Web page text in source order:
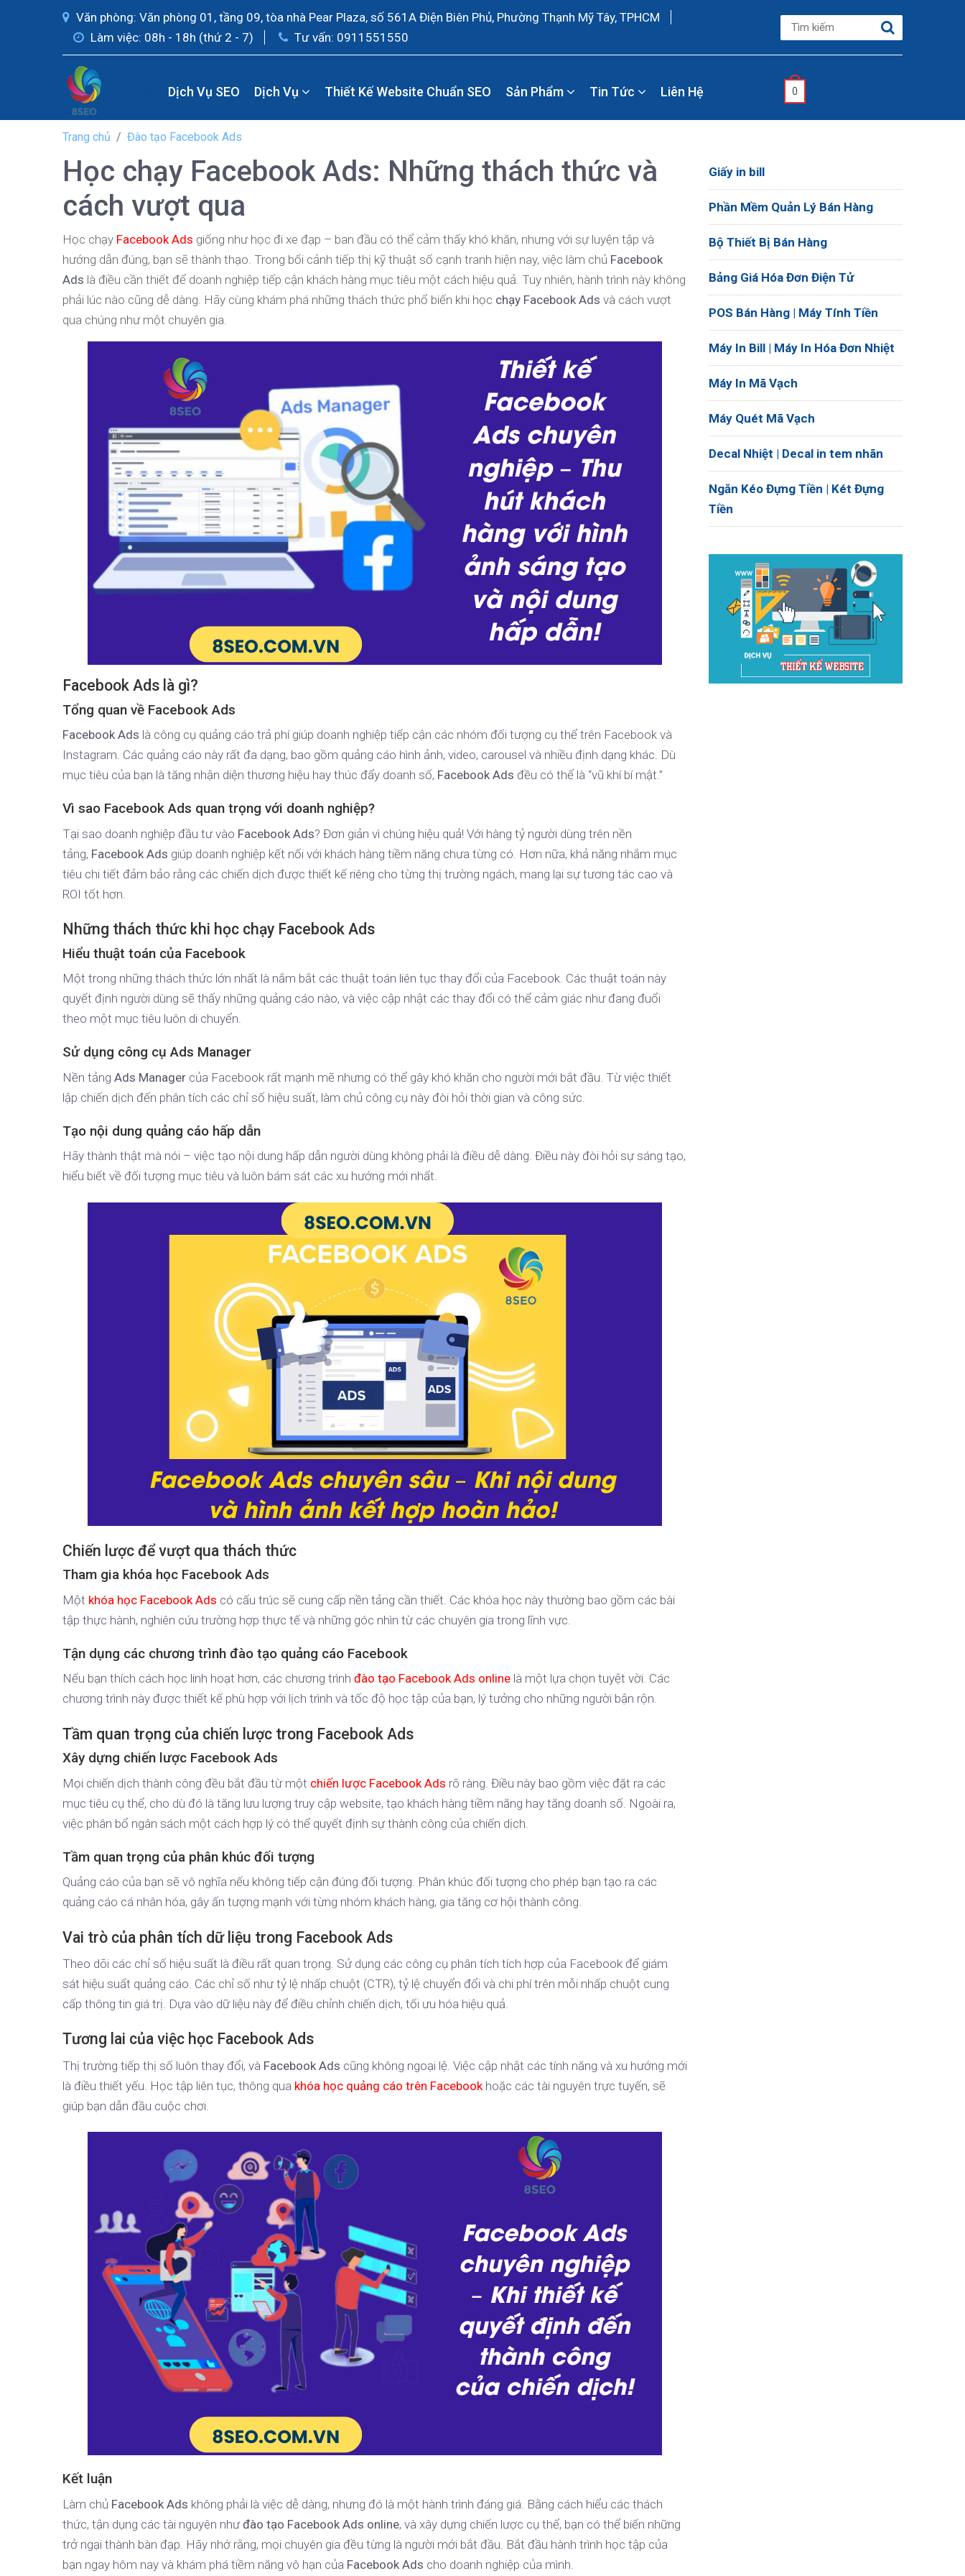
Văn phòng: Văn phòng 01, tầng 09, tòa nhà Pear Plaza, số 561A Điện Biên Phủ, Phường Thạnh Mỹ Tây, TPHCM
Làm việc: 08h - 18h (thứ 2 - 7)
Tư vấn: 0911551550
Dịch Vụ SEO Dịch Vụ Thiết Kế Website Chuẩn SEO Sản Phẩm Tin Tức Liên Hệ 0
Trang chủ Đào tạo Facebook Ads
Học chạy Facebook Ads: Những thách thức và
cách vượt qua
Học chạy Facebook Ads giống như học đi xe đạp – ban đầu có thể cảm thấy khó khăn, nhưng với sự luyện tập và
hướng dẫn đúng, bạn sẽ thành thạo. Trong bối cảnh tiếp thị kỹ thuật số cạnh tranh hiện nay, việc làm chủ Facebook
Ads là điều cần thiết để doanh nghiệp tiếp cận khách hàng mục tiêu một cách hiệu quả. Tuy nhiên, hành trình này không
phải lúc nào cũng dễ dàng. Hãy cùng khám phá những thách thức phổ biến khi học chạy Facebook Ads và cách vượt
qua chúng như một chuyên gia.
Facebook Ads là gì?
Tổng quan về Facebook Ads
Facebook Ads là công cụ quảng cáo trả phí giúp doanh nghiệp tiếp cận các nhóm đối tượng cụ thể trên Facebook và
Instagram. Các quảng cáo này rất đa dạng, bao gồm quảng cáo hình ảnh, video, carousel và nhiều định dạng khác. Dù
mục tiêu của bạn là tăng nhận diện thương hiệu hay thúc đẩy doanh số, Facebook Ads đều có thể là “vũ khí bí mật.”
Vì sao Facebook Ads quan trọng với doanh nghiệp?
Tại sao doanh nghiệp đầu tư vào Facebook Ads? Đơn giản vì chúng hiệu quả! Với hàng tỷ người dùng trên nền
tảng, Facebook Ads giúp doanh nghiệp kết nối với khách hàng tiềm năng chưa từng có. Hơn nữa, khả năng nhắm mục
tiêu chi tiết đảm bảo rằng các chiến dịch được thiết kế riêng cho từng thị trường ngách, mang lại sự tương tác cao và
ROI tốt hơn.
Những thách thức khi học chạy Facebook Ads
Hiểu thuật toán của Facebook
Một trong những thách thức lớn nhất là nắm bắt các thuật toán liên tục thay đổi của Facebook. Các thuật toán này
quyết định người dùng sẽ thấy những quảng cáo nào, và việc cập nhật các thay đổi có thể cảm giác như đang đuổi
theo một mục tiêu luôn di chuyển.
Sử dụng công cụ Ads Manager
Nền tảng Ads Manager của Facebook rất mạnh mẽ nhưng có thể gây khó khăn cho người mới bắt đầu. Từ việc thiết
lập chiến dịch đến phân tích các chỉ số hiệu suất, làm chủ công cụ này đòi hỏi thời gian và công sức.
Tạo nội dung quảng cáo hấp dẫn
Hãy thành thật mà nói – việc tạo nội dung hấp dẫn người dùng không phải là điều dễ dàng. Điều này đòi hỏi sự sáng tạo,
hiểu biết về đối tượng mục tiêu và luôn bám sát các xu hướng mới nhất.
Chiến lược để vượt qua thách thức
Tham gia khóa học Facebook Ads
Một khóa học Facebook Ads có cấu trúc sẽ cung cấp nền tảng cần thiết. Các khóa học này thường bao gồm các bài
tập thực hành, nghiên cứu trường hợp thực tế và những góc nhìn từ các chuyên gia trong lĩnh vực.
Tận dụng các chương trình đào tạo quảng cáo Facebook
Nếu bạn thích cách học linh hoạt hơn, các chương trình đào tạo Facebook Ads online là một lựa chọn tuyệt vời. Các
chương trình này được thiết kế phù hợp với lịch trình và tốc độ học tập của bạn, lý tưởng cho những người bận rộn.
Tầm quan trọng của chiến lược trong Facebook Ads
Xây dựng chiến lược Facebook Ads
Mọi chiến dịch thành công đều bắt đầu từ một chiến lược Facebook Ads rõ ràng. Điều này bao gồm việc đặt ra các
mục tiêu cụ thể, cho dù đó là tăng lưu lượng truy cập website, tạo khách hàng tiềm năng hay tăng doanh số. Ngoài ra,
việc phân bổ ngân sách một cách hợp lý có thể quyết định sự thành công của chiến dịch.
Tầm quan trọng của phân khúc đối tượng
Quảng cáo của bạn sẽ vô nghĩa nếu không tiếp cận đúng đối tượng. Phân khúc đối tượng cho phép bạn tạo ra các
quảng cáo cá nhân hóa, gây ấn tượng mạnh với từng nhóm khách hàng, gia tăng cơ hội thành công.
Vai trò của phân tích dữ liệu trong Facebook Ads
Theo dõi các chỉ số hiệu suất là điều rất quan trọng. Sử dụng các công cụ phân tích tích hợp của Facebook để giám
sát hiệu suất quảng cáo. Các chỉ số như tỷ lệ nhấp chuột (CTR), tỷ lệ chuyển đổi và chi phí trên mỗi nhấp chuột cung
cấp thông tin giá trị. Dựa vào dữ liệu này để điều chỉnh chiến dịch, tối ưu hóa hiệu quả.
Tương lai của việc học Facebook Ads
Thị trường tiếp thị số luôn thay đổi, và Facebook Ads cũng không ngoại lệ. Việc cập nhật các tính năng và xu hướng mới
là điều thiết yếu. Học tập liên tục, thông qua khóa học quảng cáo trên Facebook hoặc các tài nguyên trực tuyến, sẽ
giúp bạn dẫn đầu cuộc chơi.
Kết luận
Làm chủ Facebook Ads không phải là việc dễ dàng, nhưng đó là một hành trình đáng giá. Bằng cách hiểu các thách
thức, tận dụng các tài nguyên nhưđào tạo Facebook Ads online, và xây dựng chiến lược cụ thể, bạn có thể biến những
trở ngại thành bàn đạp. Hãy nhớ rằng, mọi chuyên gia đều từng là người mới bắt đầu. Bắt đầu hành trình học tập của
bạn ngay hôm nay và khám phá tiềm năng vô hạn của Facebook Ads cho doanh nghiệp của mình.
Giấy in bill
Phần Mềm Quản Lý Bán Hàng
Bộ Thiết Bị Bán Hàng
Bảng Giá Hóa Đơn Điện Tử
POS Bán Hàng | Máy Tính Tiền
Máy In Bill | Máy In Hóa Đơn Nhiệt
Máy In Mã Vạch
Máy Quét Mã Vạch
Decal Nhiệt | Decal in tem nhãn
Ngăn Kéo Đựng Tiền | Két Đựng
Tiền